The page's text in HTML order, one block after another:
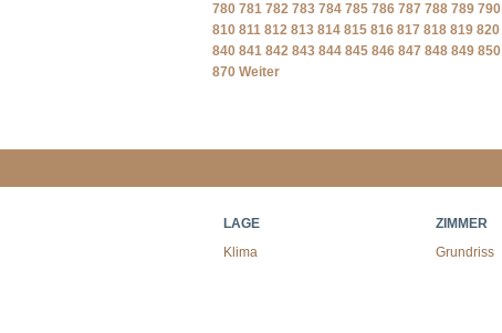
780 781 782 783 784 785 786 787 788 789 790
810 811 812 813 814 815 816 817 818 819 820
840 841 842 843 844 845 846 847 848 849 850
870 Weiter
LAGE
Klima
ZIMMER
Grundriss